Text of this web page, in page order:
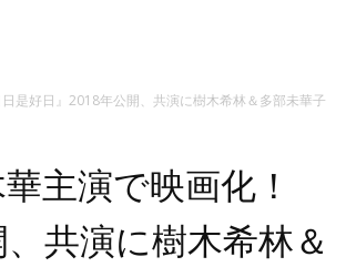
是好日』2018年公開、共演に樹木希林＆多部未華子
主演で映画化！
共演に樹木希林＆